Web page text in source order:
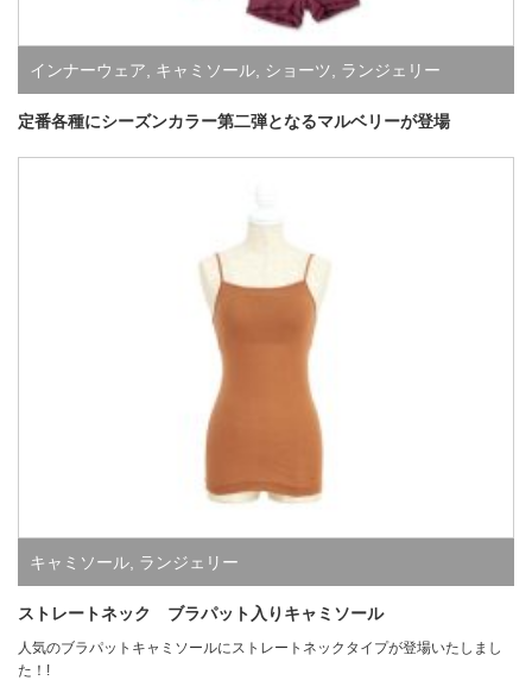
インナーウェア キャミソール ショーツ ランジェリー
定番各種にシーズンカラー第二弾となるマルベリーが登場
キャミソール ランジェリー
ストレートネック ブラパット入りキャミソール
人気のブラパットキャミソールにストレートネックタイプが登場いたしまし
た！!